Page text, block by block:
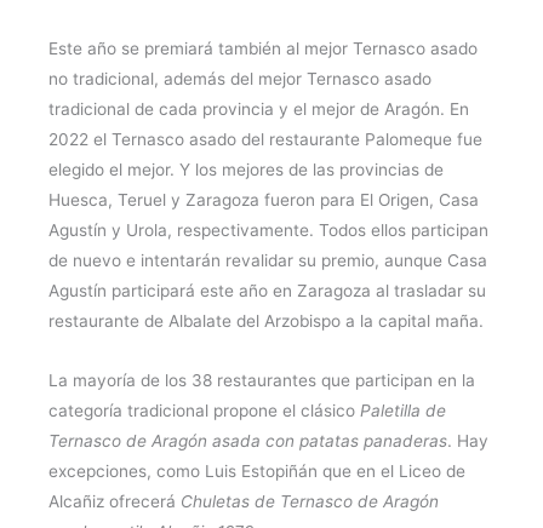
Este año se premiará también al mejor Ternasco asado
no tradicional, además del mejor Ternasco asado
tradicional de cada provincia y el mejor de Aragón. En
2022 el Ternasco asado del restaurante Palomeque fue
elegido el mejor. Y los mejores de las provincias de
Huesca, Teruel y Zaragoza fueron para El Origen, Casa
Agustín y Urola, respectivamente. Todos ellos participan
de nuevo e intentarán revalidar su premio, aunque Casa
Agustín participará este año en Zaragoza al trasladar su
restaurante de Albalate del Arzobispo a la capital maña.
La mayoría de los 38 restaurantes que participan en la
categoría tradicional propone el clásico Paletilla de
Ternasco de Aragón asada con patatas panaderas. Hay
excepciones, como Luis Estopiñán que en el Liceo de
Alcañiz ofrecerá Chuletas de Ternasco de Aragón